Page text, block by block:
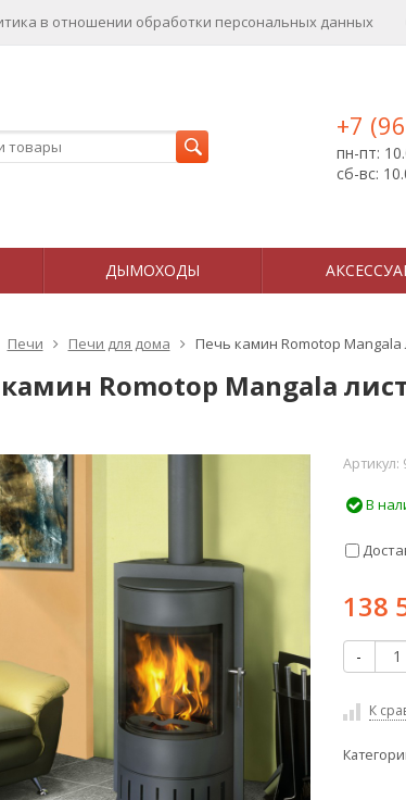
в отношении обработки персональных данныx
+7
пн-пт:
сб-вс:
ДЫМОХОДЫ
Печи Печи для дома Печь камин Romotop Mangala
Romotop Mangala
Артикул:
В
138
-
К